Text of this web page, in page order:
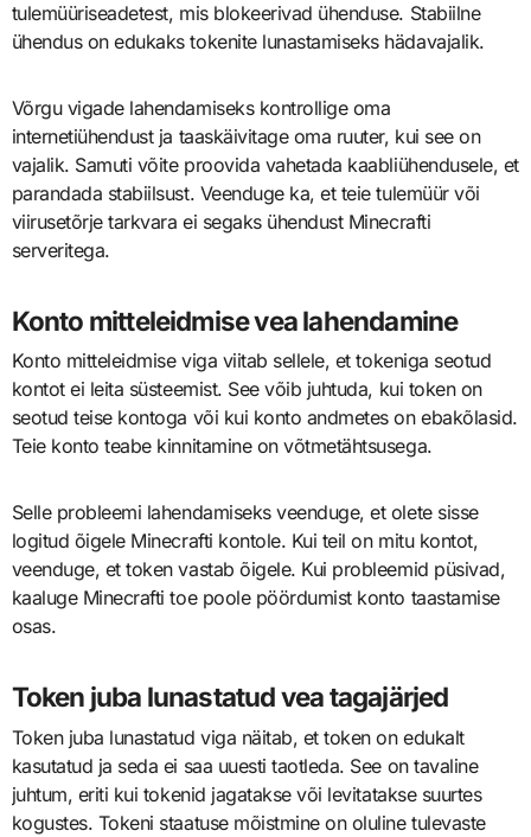
tulemüüriseadetest, mis blokeerivad ühenduse. Stabiilne
ühendus on edukaks tokenite lunastamiseks hädavajalik.
Võrgu vigade lahendamiseks kontrollige oma
internetiühendust ja taaskäivitage oma ruuter, kui see on
vajalik. Samuti võite proovida vahetada kaabliühendusele, et
parandada stabiilsust. Veenduge ka, et teie tulemüür või
viirusetõrje tarkvara ei segaks ühendust Minecrafti
serveritega.
Konto mitteleidmise vea lahendamine
Konto mitteleidmise viga viitab sellele, et tokeniga seotud
kontot ei leita süsteemist. See võib juhtuda, kui token on
seotud teise kontoga või kui konto andmetes on ebakõlasid.
Teie konto teabe kinnitamine on võtmetähtsusega.
Selle probleemi lahendamiseks veenduge, et olete sisse
logitud õigele Minecrafti kontole. Kui teil on mitu kontot,
veenduge, et token vastab õigele. Kui probleemid püsivad,
kaaluge Minecrafti toe poole pöördumist konto taastamise
osas.
Token juba lunastatud vea tagajärjed
Token juba lunastatud viga näitab, et token on edukalt
kasutatud ja seda ei saa uuesti taotleda. See on tavaline
juhtum, eriti kui tokenid jagatakse või levitatakse suurtes
kogustes. Tokeni staatuse mõistmine on oluline tulevaste